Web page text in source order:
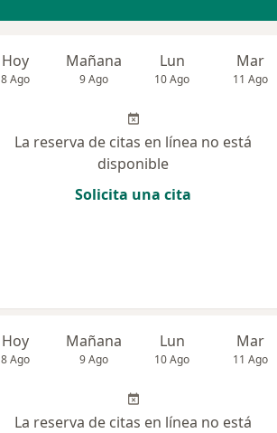
Hoy
8 Ago
Mañana
9 Ago
Lun
10 Ago
Mar
11 Ago
La reserva de citas en línea no está
disponible
Solicita una cita
Hoy
8 Ago
Mañana
9 Ago
Lun
10 Ago
Mar
11 Ago
La reserva de citas en línea no está